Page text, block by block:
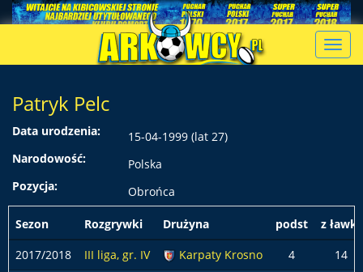
Patryk Pelc
Data urodzenia:
15-04-1999 (lat 27)
Narodowość:
Polska
Pozycja:
Obrońca
Sezon Rozgrywki Drużyna podst
z ławki
2017/2018
III liga, gr. IV Karpaty Krosno 4
14